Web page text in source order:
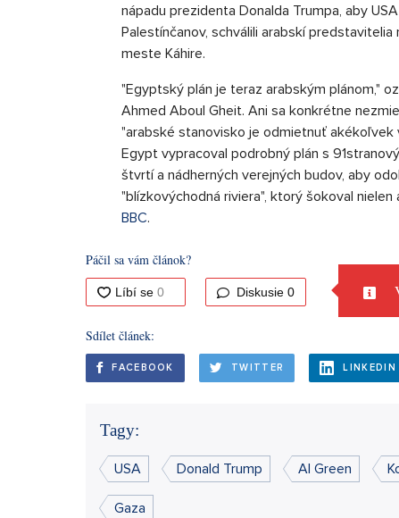
nápadu prezidenta Donalda Trumpa, aby
Palestínčanov, schválili arabskí
meste Káhire.
"Egyptský plán je teraz arabským plánom,"
Ahmed Aboul Gheit. Ani sa konkrétne
"arabské stanovisko je odmietnuť
Egypt vypracoval podrobný plán s
štvrtí a nádherných verejných budov, aby
"blízkovýchodná riviera", ktorý šokoval nielen
BBC.
Páčil sa vám článok?
Diskusie 0
Sdílet článek:
FACEBOOK TWITTER LINKEDIN
Tagy:
USA Donald Trump Al Green
Gaza